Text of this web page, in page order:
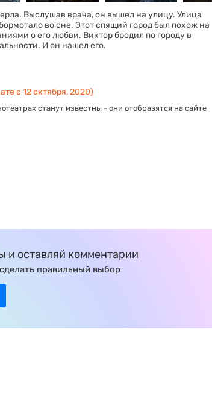
Выслушав врача, он вышел на улицу. Улица
во сне. Этот спящий город был похож на
о его любви. Виктор бродил по городу в
И он нашел его.
с 12 октября, 2020)
станут известны - они отобразятся на сайте
и оставляй комментарии
правильный выбор